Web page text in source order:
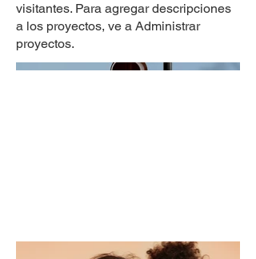
visitantes. Para agregar descripciones
a los proyectos, ve a Administrar
proyectos.